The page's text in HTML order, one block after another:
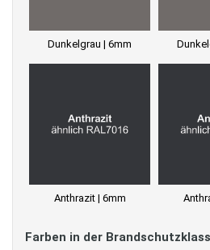
Dunkelgrau | 6mm
Anthrazit | 6mm
Farben in der